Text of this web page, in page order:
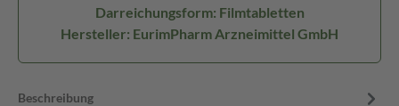
Darreichungsform: Filmtabletten
Hersteller: EurimPharm Arzneimittel GmbH
Beschreibung